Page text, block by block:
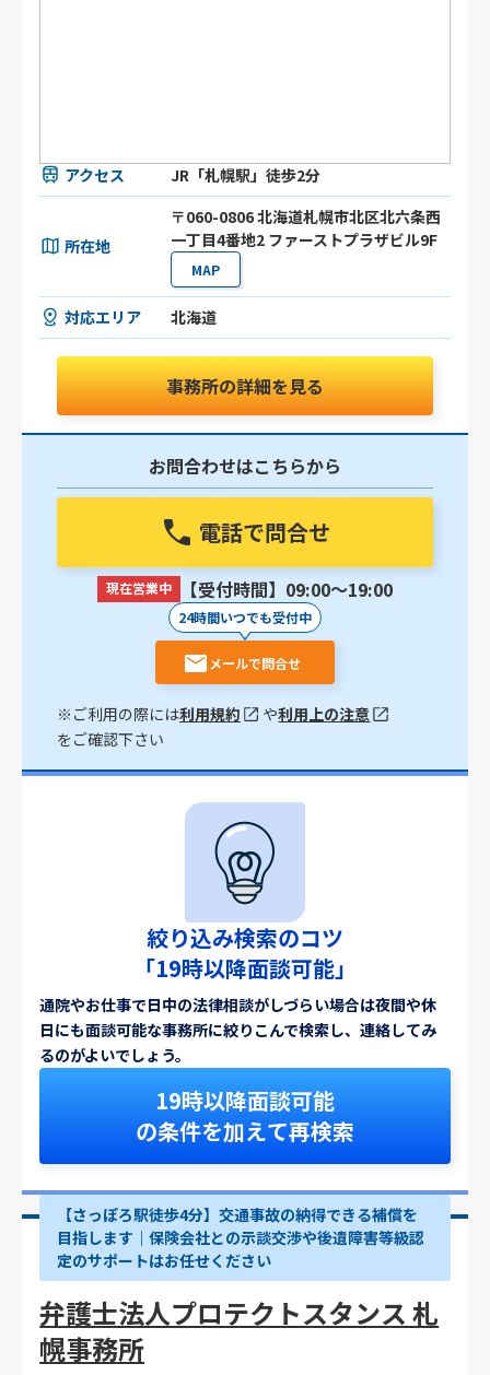
アクセス JR「札幌駅」徒歩2分
所在地
〒060-0806 北海道札幌市北区北六条⻄
⼀丁目4番地2 ファーストプラザビル9F
MAP
対応エリア 北海道
事務所の詳細を見る
お問合わせはこちらから
電話で問合せ
現在営業中 【受付時間】09:00〜19:00
24時間いつでも受付中
メールで問合せ
※ご利用の際には利用規約 や利用上の注意
をご確認下さい
絞り込み検索のコツ
「19時以降面談可能」
通院やお仕事で日中の法律相談がしづらい場合は夜間や休
日にも面談可能な事務所に絞りこんで検索し、連絡してみ
るのがよいでしょう。
19時以降面談可能
の条件を加えて再検索
【さっぽろ駅徒歩4分】交通事故の納得できる補償を
目指します｜保険会社との示談交渉や後遺障害等級認
定のサポートはお任せください
弁護士法人プロテクトスタンス 札
幌事務所